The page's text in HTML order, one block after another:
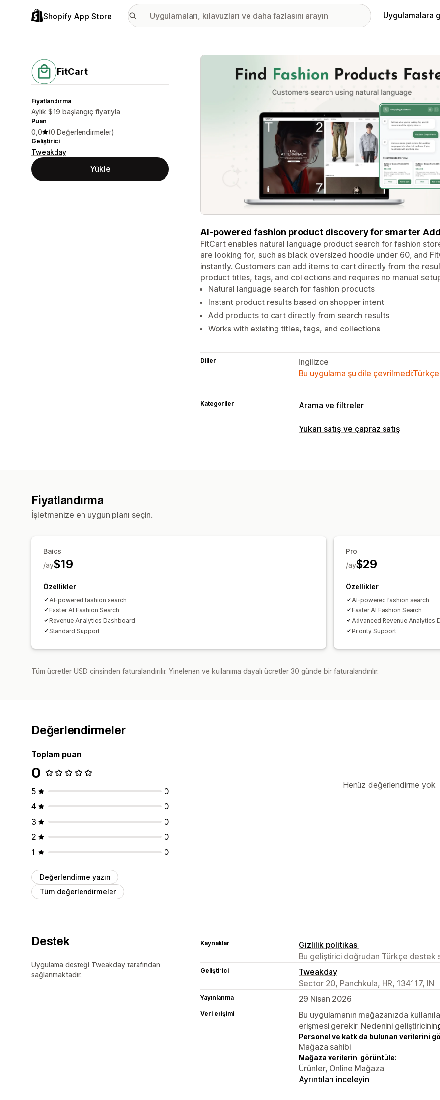
Shopify App Store Uygulamalara
FitCart
Fiyatlandırma
Aylık $19 başlangıç fiyatıyla
Puan
0,0 (0 Değerlendirmeler)
Geliştirici
Tweakday
Yükle
Öne çıkan görsel galerisi
AI-powered fashion product discovery for smarter
FitCart enables natural language product search for fashion
are looking for, such as black oversized hoodie under 60, and
instantly. Customers can add items to cart directly from the
product titles, tags, and collections and requires no manual
Natural language search for fashion products
Instant product results based on shopper intent
Add products to cart directly from search results
Works with existing titles, tags, and collections
Diller
İngilizce
Bu uygulama şu dile çevrilmedi:Türkçe
Kategoriler Arama ve filtreler
Arama özellikleri
Yukarı satış ve çapraz satış
Fiyatlandırma
İşletmenize en uygun planı seçin.
Baics
$19
/ay
Özellikler
AI-powered fashion search
Faster AI Fashion Search
Revenue Analytics Dashboard
Standard Support
Pro
$29
/ay
Özellikler
AI-powered fashion search
Faster AI Fashion Search
Advanced Revenue Analytics
Priority Support
Tüm ücretler USD cinsinden faturalandırılır. Yinelenen ve kullanıma dayalı ücretler 30 günde bir faturalandırılır.
Değerlendirmeler
Toplam puan
0
5
0
4
0
3
0
2
0
1
0
Değerlendirme yazın
Tüm değerlendirmeler
Henüz değerlendirme yok
Destek
Uygulama desteği Tweakday tarafından
sağlanmaktadır.
Kaynaklar
Gizlilik politikası
Bu geliştirici doğrudan Türkçe destek
Geliştirici
Tweakday
Sector 20, Panchkula, HR, 134117, IN
Yayınlanma 29 Nisan 2026
Veri erişimi
Bu uygulamanın mağazanızda
erişmesi gerekir. Nedenini geliştiricinin
Personel ve katkıda bulunan verilerini
Mağaza sahibi
Mağaza verilerini görüntüle:
Ürünler, Online Mağaza
Ayrıntıları inceleyin